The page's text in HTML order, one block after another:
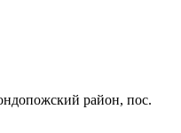
район, пос.